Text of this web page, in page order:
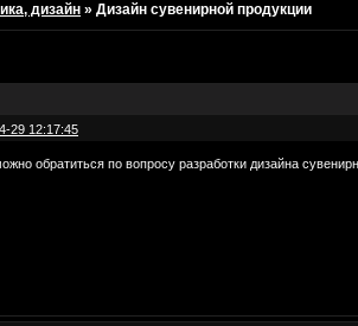
дизайн »Дизайн сувенирной продукции
29 12:17:45
обратиться по вопросу разработки дизайна